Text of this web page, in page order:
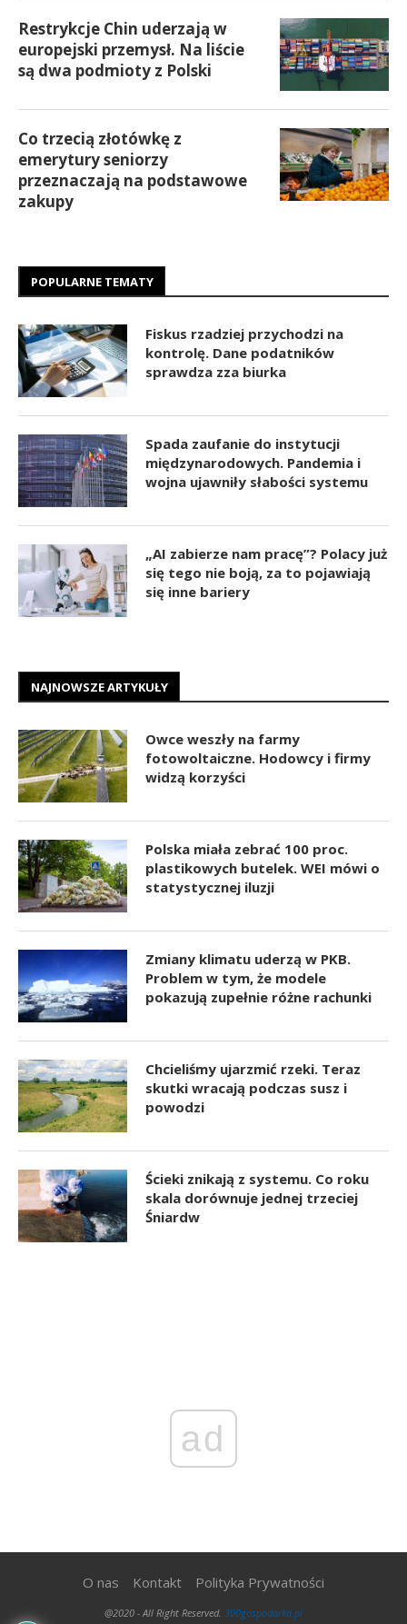
Restrykcje Chin uderzają w
europejski przemysł. Na liście
są dwa podmioty z Polski
Co trzecią złotówkę z
emerytury seniorzy
przeznaczają na podstawowe
zakupy
POPULARNE TEMATY
Fiskus rzadziej przychodzi na
kontrolę. Dane podatników
sprawdza zza biurka
Spada zaufanie do instytucji
międzynarodowych. Pandemia i
wojna ujawniły słabości systemu
„AI zabierze nam pracę”? Polacy już
się tego nie boją, za to pojawiają
się inne bariery
NAJNOWSZE ARTYKUŁY
Owce weszły na farmy
fotowoltaiczne. Hodowcy i firmy
widzą korzyści
Polska miała zebrać 100 proc.
plastikowych butelek. WEI mówi o
statystycznej iluzji
Zmiany klimatu uderzą w PKB.
Problem w tym, że modele
pokazują zupełnie różne rachunki
Chcieliśmy ujarzmić rzeki. Teraz
skutki wracają podczas susz i
powodzi
Ścieki znikają z systemu. Co roku
skala dorównuje jednej trzeciej
Śniardw
ad
O nas Kontakt Polityka Prywatności
@2020 - All Right Reserved. 300gospodarka.pl